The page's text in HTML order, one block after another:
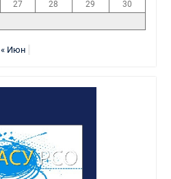
27 28 29
30
« Июн